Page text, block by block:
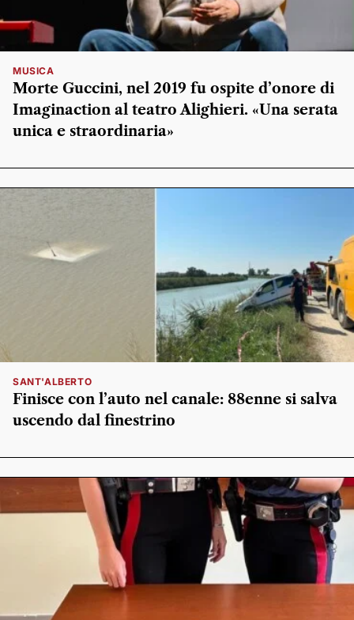
MUSICA
Morte Guccini, nel 2019 fu ospite d’onore di
Imaginaction al teatro Alighieri. «Una serata
unica e straordinaria»
SANT'ALBERTO
Finisce con l’auto nel canale: 88enne si salva
uscendo dal finestrino